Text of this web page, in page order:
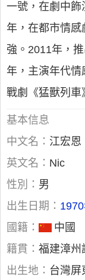
一號，在劇中
年，在都市情感
強。2011年，
年，主演年代
戰劇《猛獸列車
基本信息
中文名： 江宏恩
英文名： Nic
性別： 男
出生日期：
國籍：
中國
籍貫： 福建漳州
出生地： 台灣屏